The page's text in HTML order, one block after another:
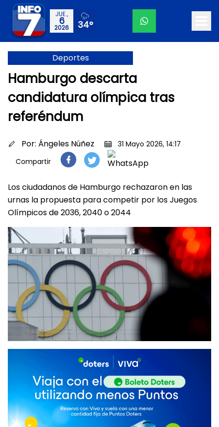
JUE.,
6
2026 34°
Deportes
Hamburgo descarta
candidatura olímpica tras
referéndum
Por: Ángeles Núñez
31 Mayo 2026, 14:17
Compartir
Los ciudadanos de Hamburgo rechazaron en las
urnas la propuesta para competir por los Juegos
Olímpicos de 2036, 2040 o 2044